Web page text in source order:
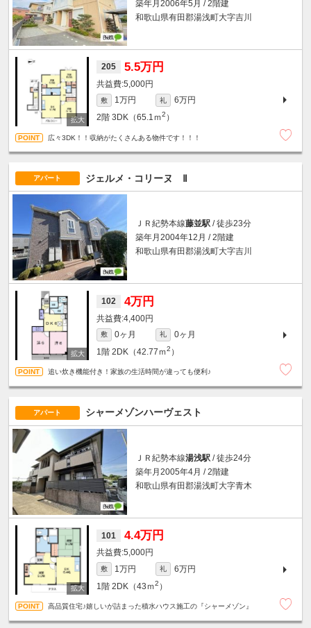
築年月2006年5月 / 2階建
和歌山県有田郡湯浅町大字吉川
205 5.5万円
5,000円
敷 1万円 礼
6万円
2階 3DK（65.1ｍ2 ）
広々3DK！！収納がたくさんある物件です！！！
アパート ジェルメ・コリーヌ Ⅱ
ＪＲ紀勢本線藤並駅 / 徒歩23分
築年月2004年12月 / 2階建
和歌山県有田郡湯浅町大字吉川
102 4万円
4,400円
敷 0ヶ月 礼
0ヶ月
1階 2DK（42.77ｍ2 ）
追い炊き機能付き！家族の生活時間が違っても便利♪
アパート シャーメゾンハーヴェスト
ＪＲ紀勢本線湯浅駅 / 徒歩24分
築年月2005年4月 / 2階建
和歌山県有田郡湯浅町大字青木
101 4.4万円
5,000円
敷 1万円 礼
6万円
1階 2DK（43ｍ2 ）
高品質住宅♪嬉しいが詰まった積水ハウス施工の『シャーメゾン』